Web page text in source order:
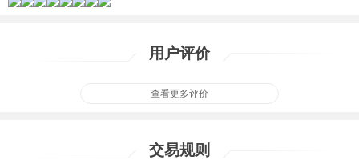
用户评价
查看更多评价
交易规则